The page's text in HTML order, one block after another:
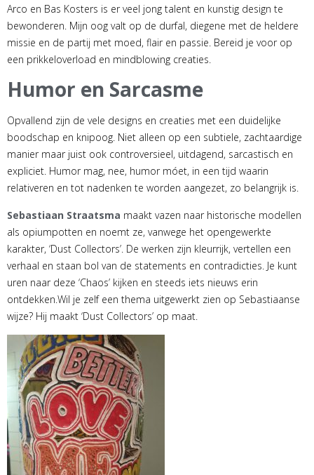
Arco en Bas Kosters is er veel jong talent en kunstig design te
bewonderen. Mijn oog valt op de durfal, diegene met de heldere
missie en de partij met moed, flair en passie. Bereid je voor op
een prikkeloverload en mindblowing creaties.
Humor en Sarcasme
Opvallend zijn de vele designs en creaties met een duidelijke
boodschap en knipoog. Niet alleen op een subtiele, zachtaardige
manier maar juist ook controversieel, uitdagend, sarcastisch en
expliciet. Humor mag, nee, humor móet, in een tijd waarin
relativeren en tot nadenken te worden aangezet, zo belangrijk is.
Sebastiaan Straatsma maakt vazen naar historische modellen
als opiumpotten en noemt ze, vanwege het opengewerkte
karakter, ‘Dust Collectors’. De werken zijn kleurrijk, vertellen een
verhaal en staan bol van de statements en contradicties. Je kunt
uren naar deze ‘Chaos’ kijken en steeds iets nieuws erin
ontdekken.Wil je zelf een thema uitgewerkt zien op Sebastiaanse
wijze? Hij maakt ‘Dust Collectors’ op maat.